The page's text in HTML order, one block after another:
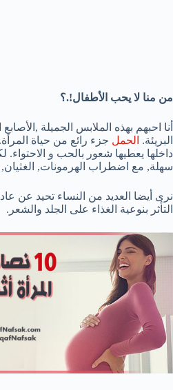
من منا لا يحب الأطفال!.؟
أنا احبهم بهذه الملابس الجميلة
البريئة. الحمل جزء رائع من حياة
داخلها يعطيها شعور بالحب و الاحتواء.
سهلة, مع اضطراب الهرمونات, الغثيان,
نرى أيضا العديد من النساء تحيد عن
التأثر بنوعية الغذاء على الجلد والشعر.